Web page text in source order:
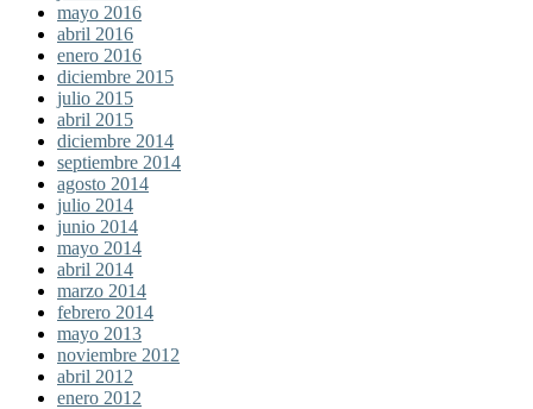
mayo 2016
abril 2016
enero 2016
diciembre 2015
julio 2015
abril 2015
diciembre 2014
septiembre 2014
agosto 2014
julio 2014
junio 2014
mayo 2014
abril 2014
marzo 2014
febrero 2014
mayo 2013
noviembre 2012
abril 2012
enero 2012